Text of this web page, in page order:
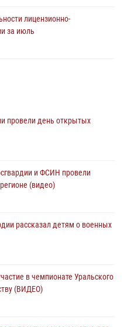
лицензионно-
за июль
на Всероссийском
«Территория смыслов»
армии Виктор Золотов
тыла с профессиональным
мастерство на Ямале
практическое занятие для
провели день открытых
и ФСИН провели
(видео)
рассказал детям о военных
в чемпионате Уральского
(ВИДЕО)